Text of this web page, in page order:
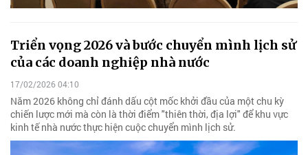
Triển vọng 2026 và bước chuyển mình lịch sử
của các doanh nghiệp nhà nước
17/02/2026 04:10
Năm 2026 không chỉ đánh dấu cột mốc khởi đầu của một chu kỳ
chiến lược mới mà còn là thời điểm "thiên thời, địa lợi" để khu vực
kinh tế nhà nước thực hiện cuộc chuyển mình lịch sử.